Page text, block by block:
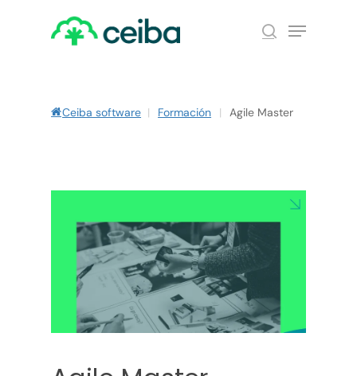
search
Menu
Ceiba software | Formación | Agile Master